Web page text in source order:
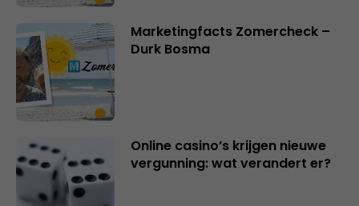
Marketingfacts Zomercheck –
Durk Bosma
Online casino’s krijgen nieuwe
vergunning: wat verandert er?